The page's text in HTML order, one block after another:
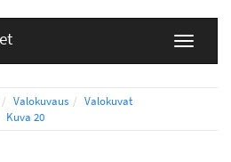
Valokuvaus
Valokuvat
Kuva 20